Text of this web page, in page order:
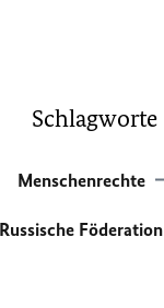
Schlagworte
Menschenrechte
Russische Föderation